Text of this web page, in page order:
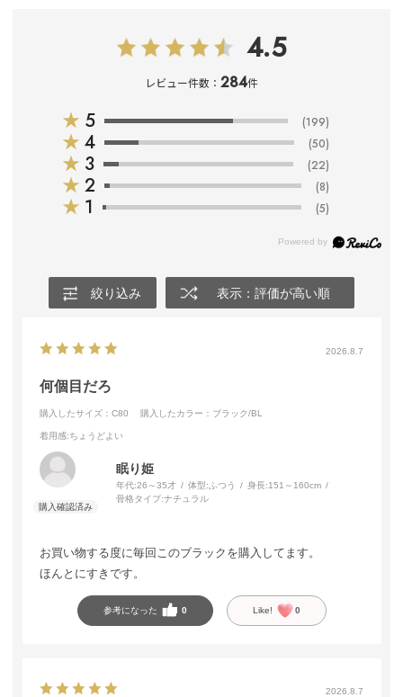
4.5
レビュー件数： 284件
★ 5 (199)
★ 4 (50)
★ 3 (22)
★ 2 (8)
★ 1 (5)
絞り込み 表示：評価が高い順
2026.8.7
何個目だろ
購入したサイズ：C80 購入したカラー：ブラック/BL
着用感:ちょうどよい
眠り姫
年代:26～35才 体型: ふつう 身長:151～160cm
骨格タイプ:ナチュラル
お買い物する度に毎回このブラックを購入してます。
ほんとにすきです。
参考になった 0 Like! 0
2026.8.7